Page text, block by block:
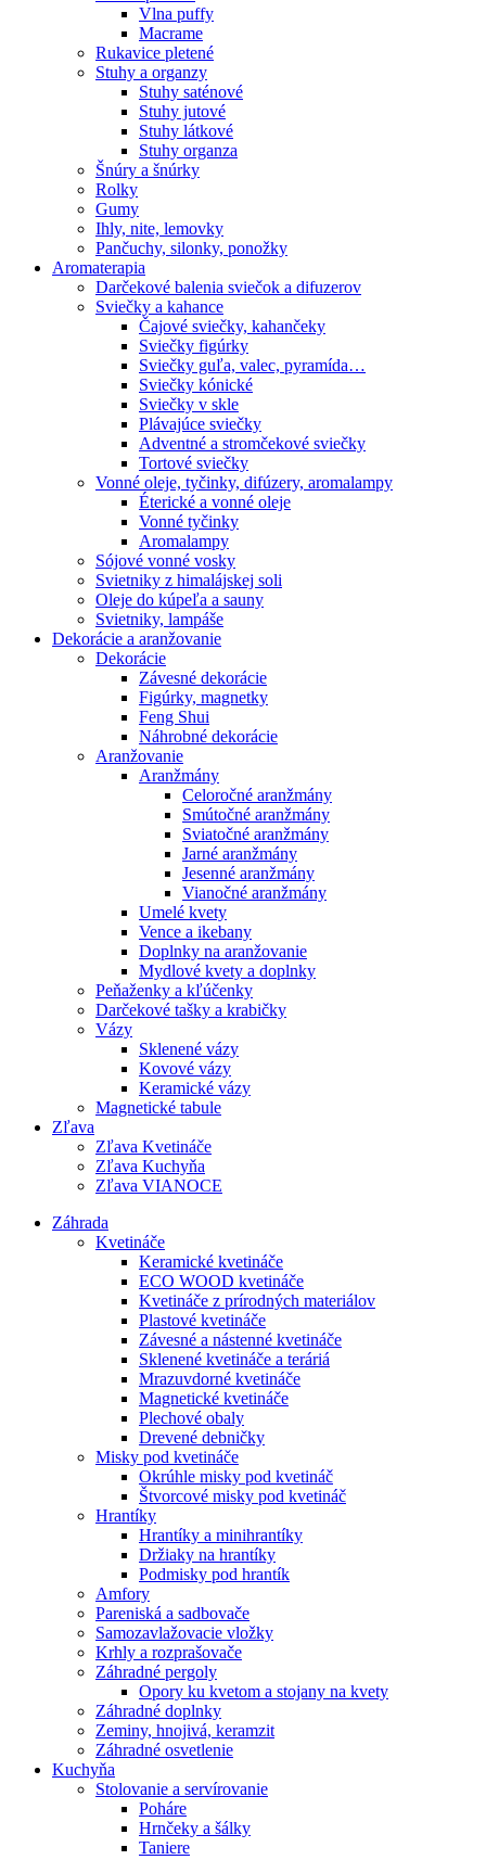
Vlna puffy
Macrame
Rukavice pletené
Stuhy a organzy
Stuhy saténové
Stuhy jutové
Stuhy látkové
Stuhy organza
Šnúry a šnúrky
Rolky
Gumy
Ihly, nite, lemovky
Pančuchy, silonky, ponožky
Aromaterapia
Darčekové balenia sviečok a difuzerov
Sviečky a kahance
Čajové sviečky, kahančeky
Sviečky figúrky
Sviečky guľa, valec, pyramída…
Sviečky kónické
Sviečky v skle
Plávajúce sviečky
Adventné a stromčekové sviečky
Tortové sviečky
Vonné oleje, tyčinky, difúzery, aromalampy
Éterické a vonné oleje
Vonné tyčinky
Aromalampy
Sójové vonné vosky
Svietniky z himalájskej soli
Oleje do kúpeľa a sauny
Svietniky, lampáše
Dekorácie a aranžovanie
Dekorácie
Závesné dekorácie
Figúrky, magnetky
Feng Shui
Náhrobné dekorácie
Aranžovanie
Aranžmány
Celoročné aranžmány
Smútočné aranžmány
Sviatočné aranžmány
Jarné aranžmány
Jesenné aranžmány
Vianočné aranžmány
Umelé kvety
Vence a ikebany
Doplnky na aranžovanie
Mydlové kvety a doplnky
Peňaženky a kľúčenky
Darčekové tašky a krabičky
Vázy
Sklenené vázy
Kovové vázy
Keramické vázy
Magnetické tabule
Zľava
Zľava Kvetináče
Zľava Kuchyňa
Zľava VIANOCE
Záhrada
Kvetináče
Keramické kvetináče
ECO WOOD kvetináče
Kvetináče z prírodných materiálov
Plastové kvetináče
Závesné a nástenné kvetináče
Sklenené kvetináče a teráriá
Mrazuvdorné kvetináče
Magnetické kvetináče
Plechové obaly
Drevené debničky
Misky pod kvetináče
Okrúhle misky pod kvetináč
Štvorcové misky pod kvetináč
Hrantíky
Hrantíky a minihrantíky
Držiaky na hrantíky
Podmisky pod hrantík
Amfory
Pareniská a sadbovače
Samozavlažovacie vložky
Krhly a rozprašovače
Záhradné pergoly
Opory ku kvetom a stojany na kvety
Záhradné doplnky
Zeminy, hnojivá, keramzit
Záhradné osvetlenie
Kuchyňa
Stolovanie a servírovanie
Poháre
Hrnčeky a šálky
Taniere